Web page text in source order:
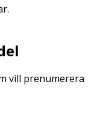
vill prenumerera